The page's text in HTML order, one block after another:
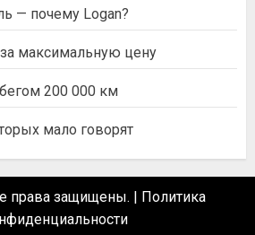
— почему Logan?
максимальную цену
200 000 км
мало говорят
права защищены. | Политика